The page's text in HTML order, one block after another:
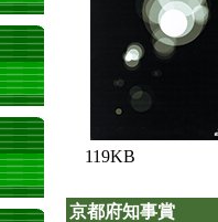
119KB
京都府知事賞